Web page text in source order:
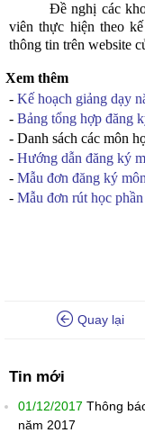
Đề nghị các
viên thực hiện theo
thông tin trên website
Xem thêm
- Kế hoạch giảng dạy
- Bảng tổng hợp đăng
- Danh sách các môn
- Hướng dẫn đăng ký
- Mẫu đơn đăng ký
- Mẫu đơn rút học phần
Quay lại
Tin mới
01/12/2017 Thông
năm 2017